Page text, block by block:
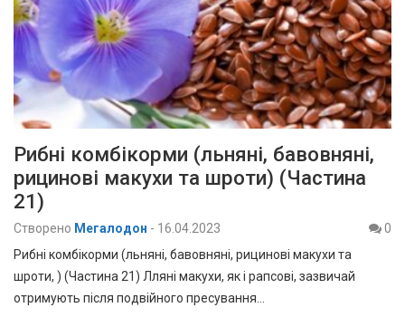
Рибні комбікорми (льняні, бавовняні,
рицинові макухи та шроти) (Частина
21)
Створено Мегалодон - 16.04.2023
0
Рибні комбікорми (льняні, бавовняні, рицинові макухи та
шроти, ) (Частина 21) Лляні макухи, як і рапсові, зазвичай
отримують після подвійного пресування…